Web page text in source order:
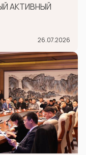
АКТИВНЫЙ
26.07.2026